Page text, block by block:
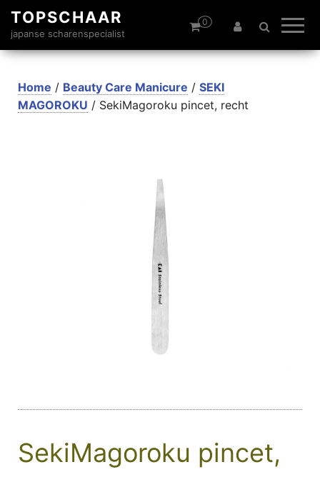
TOPSCHAAR
japanse scharenspecialist
0
Home / Beauty Care Manicure / SEKI
MAGOROKU / SekiMagoroku pincet, recht
SekiMagoroku pincet,